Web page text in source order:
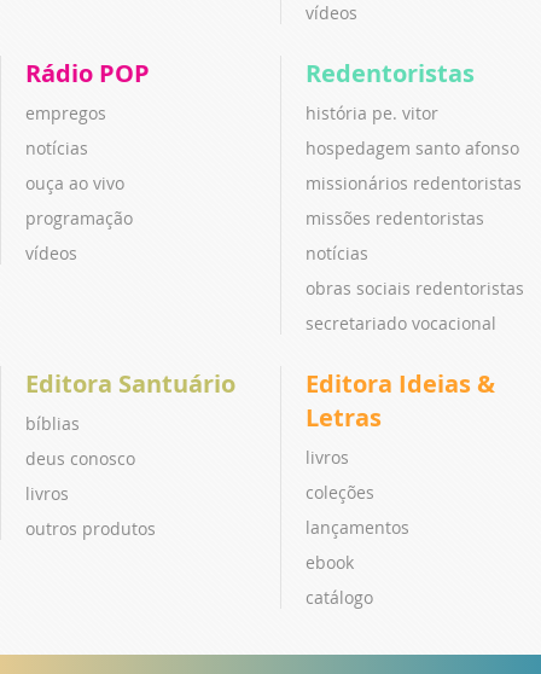
vídeos
Rádio POP
empregos
notícias
ouça ao vivo
programação
vídeos
Redentoristas
história pe. vitor
hospedagem santo afonso
missionários redentoristas
missões redentoristas
notícias
obras sociais redentoristas
secretariado vocacional
Editora Santuário
bíblias
deus conosco
livros
outros produtos
Editora Ideias &
Letras
livros
coleções
lançamentos
ebook
catálogo